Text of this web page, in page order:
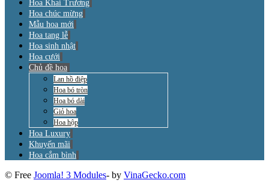
Hoa Khai Trương
Hoa chúc mừng
Mẫu hoa mới
Hoa tang lễ
Hoa sinh nhật
Hoa cưới
Chủ đề hoa
Lan hồ điệp
Hoa bó tròn
Hoa bó dài
Giỏ hoa
Hoa hộp
Hoa Luxury
Khuyến mãi
Hoa cắm bình
© Free Joomla! 3 Modules- by VinaGecko.com